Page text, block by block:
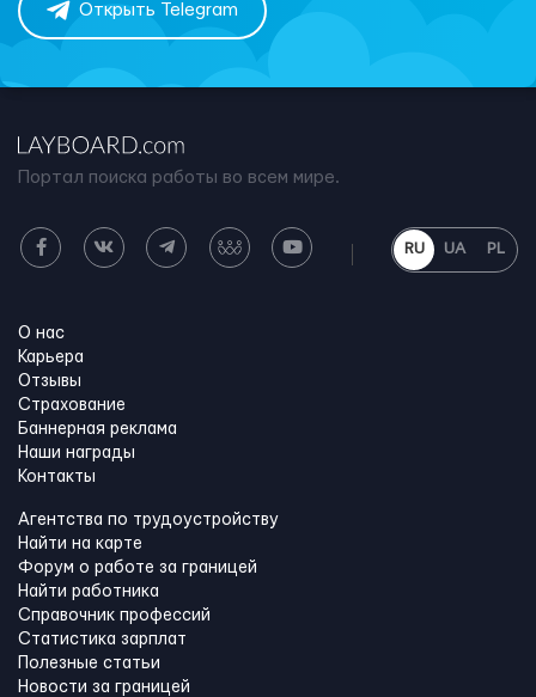
Открыть Telegram
Портал поиска работы во всем мире.
RU UA PL
О нас
Карьера
Отзывы
Страхование
Баннерная реклама
Наши награды
Контакты
Агентства по трудоустройству
Найти на карте
Форум о работе за границей
Найти работника
Справочник профессий
Статистика зарплат
Полезные статьи
Новости за границей